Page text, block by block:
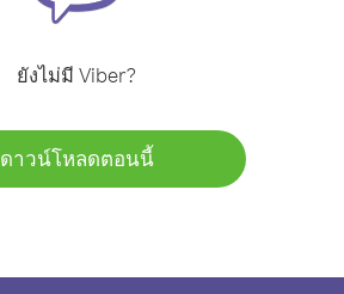
ยังไม่มี Viber?
ดาวน์โหลดตอนนี้